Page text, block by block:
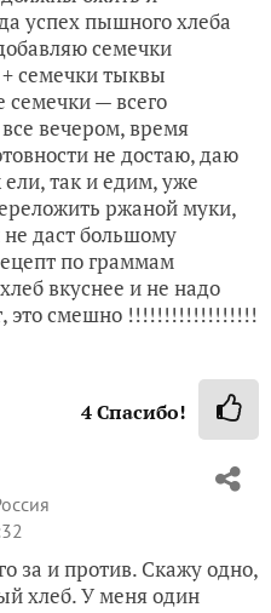
успех пышного хлеба
семечки
семечки тыквы
— всего
вечером, время
не достаю, даю
так и едим, уже
ржаной муки,
даст большому
по граммам
вкуснее и не надо
это смешно !!!!!!!!!!!!!!!!!!
4Спасибо!
за и против. Скажу одно,
хлеб. У меня один